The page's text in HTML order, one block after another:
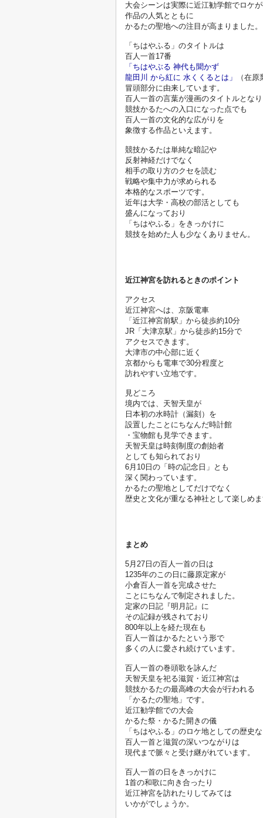
大会シーンは実際に近江勧学館でロケ
作品の人気とともに
かるたの聖地への注目が高まりました。
「ちはやふる」のタイトルは
百人一首17番
「ちはやぶる 神代も聞かず
龍田川 から紅に 水くくるとは」
（在
冒頭部分に由来しています。
百人一首の言葉が漫画のタイトルとなり
競技かるたへの入口になった点でも
百人一首の文化的な広がりを
象徴する作品といえます。
競技かるたは単純な暗記や
反射神経だけでなく
相手の取り方のクセを読む
戦略や集中力が求められる
本格的なスポーツです。
近年は大学・高校の部活としても
盛んになっており
「ちはやふる」をきっかけに
競技を始めた人も少なくありません。
近江神宮を訪れるときのポイント
アクセス
近江神宮へは、京阪電車
「近江神宮前駅」から徒歩約10分
JR「大津京駅」から徒歩約15分で
アクセスできます。
大津市の中心部に近く
京都からも電車で30分程度と
訪れやすい立地です。
見どころ
境内では、天智天皇が
日本初の水時計（漏刻）を
設置したことにちなんだ時計館
・宝物館も見学できます。
天智天皇は時刻制度の創始者
としても知られており
6月10日の「時の記念日」とも
深く関わっています。
かるたの聖地としてだけでなく
歴史と文化が重なる神社として楽しめ
まとめ
5月27日の百人一首の日は
1235年のこの日に藤原定家が
小倉百人一首を完成させた
ことにちなんで制定されました。
定家の日記『明月記』に
その記録が残されており
800年以上を経た現在も
百人一首はかるたという形で
多くの人に愛され続けています。
百人一首の巻頭歌を詠んだ
天智天皇を祀る滋賀・近江神宮は
競技かるたの最高峰の大会が行われる
「かるたの聖地」です。
近江勧学館での大会
かるた祭・かるた開きの儀
「ちはやふる」のロケ地としての歴史
百人一首と滋賀の深いつながりは
現代まで脈々と受け継がれています。
百人一首の日をきっかけに
1首の和歌に向き合ったり
近江神宮を訪れたりしてみては
いかがでしょうか。